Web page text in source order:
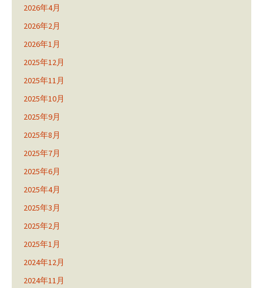
2026年4月
2026年2月
2026年1月
2025年12月
2025年11月
2025年10月
2025年9月
2025年8月
2025年7月
2025年6月
2025年4月
2025年3月
2025年2月
2025年1月
2024年12月
2024年11月